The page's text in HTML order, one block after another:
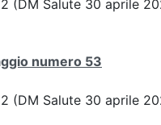
(DM Salute 30 aprile
numero 53
(DM Salute 30 aprile